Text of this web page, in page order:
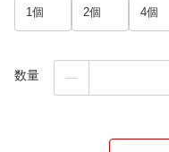
1個 2個 4個
数量